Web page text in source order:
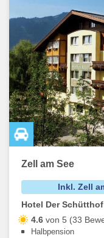
Zell am See
Inkl. Zell
Hotel Der Schütthof
4.6 von 5 (33
Halbpension